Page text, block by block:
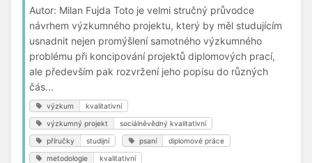
Autor: Milan Fujda Toto je velmi stručný průvodce
návrhem výzkumného projektu, který by měl studujícím
usnadnit nejen promýšlení samotného výzkumného
problému při koncipování projektů diplomových prací,
ale především pak rozvržení jeho popisu do různých
čás...
výzkum kvalitativní
výzkumný projekt sociálněvědný kvalitativní
příručky studijní psaní diplomové práce
metodologie kvalitativní